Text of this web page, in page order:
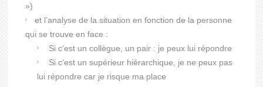
»)
et l’analyse de la situation en fonction de la personne
qui se trouve en face :
Si c’est un collègue, un pair : je peux lui répondre
Si c’est un supérieur hiérarchique, je ne peux pas
lui répondre car je risque ma place